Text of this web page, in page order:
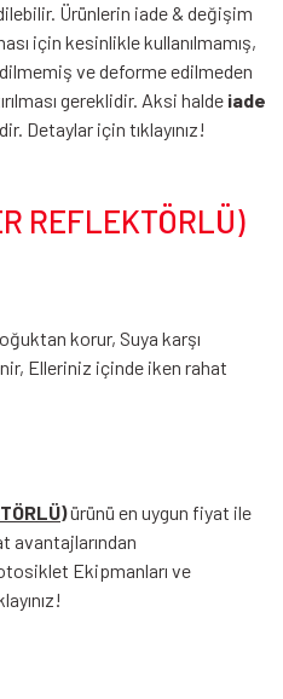
Ürünlerin iade & değişim
için kesinlikle kullanılmamış,
ve deforme edilmeden
gereklidir. Aksi halde iade
Detaylar için tıklayınız!
REFLEKTÖRLÜ)
korur, Suya karşı
Elleriniz içinde iken rahat
ürünü en uygun fiyat ile
avantajlarından
Ekipmanları ve